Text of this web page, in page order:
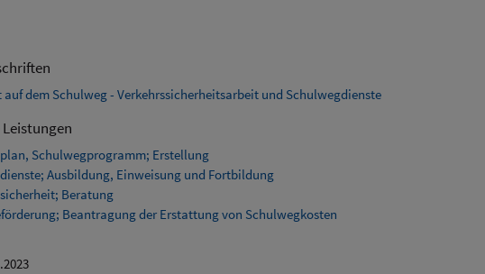
auf dem Schulweg - Verkehrssicherheitsarbeit und Schulwegdienste
Schulwegprogramm; Erstellung
Ausbildung, Einweisung und Fortbildung
Beratung
Beantragung der Erstattung von Schulwegkosten